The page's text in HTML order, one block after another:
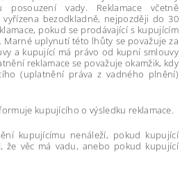
vady. Reklamace včetně
bezodkladně, nejpozději do 30
pokud se prodávající s kupujícím
uplynutí této lhůty se považuje za
a kupující má právo od kupní smlouvy
reklamace se považuje okamžik, kdy
(uplatnění práva z vadného plnění)
kupujícího o výsledku reklamace.
kupujícímu nenáleží, pokud kupující
že věc má vadu, anebo pokud kupující